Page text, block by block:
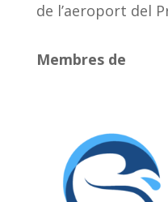
de l’aeroport del
Membres de